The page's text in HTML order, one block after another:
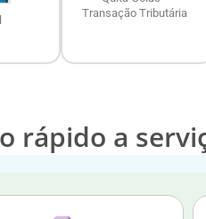
Transação Tributária
rápido a